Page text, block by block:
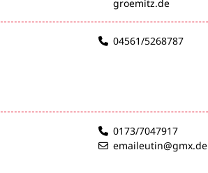
groemitz.de
04561/5268787
0173/7047917
emaileutin@gmx.de